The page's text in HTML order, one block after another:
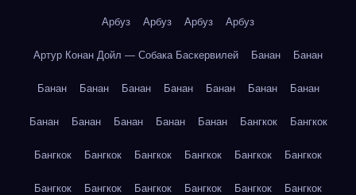
Арбуз Арбуз Арбуз Арбуз
Артур Конан Дойл — Собака Баскервилей Банан Банан
Банан Банан Банан Банан Банан Банан Банан
Банан Банан Банан Банан Банан Бангкок Бангкок
Бангкок Бангкок Бангкок Бангкок Бангкок Бангкок
Бангкок Бангкок Бангкок Бангкок Бангкок Бангкок